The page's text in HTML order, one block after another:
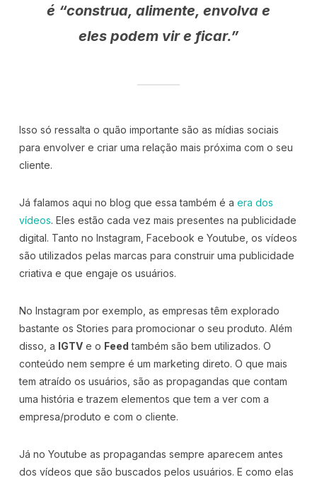
é “construa, alimente, envolva e
eles podem vir e ficar.”
Isso só ressalta o quão importante são as mídias sociais
para envolver e criar uma relação mais próxima com o seu
cliente.
Já falamos aqui no blog que essa também é a era dos
vídeos. Eles estão cada vez mais presentes na publicidade
digital. Tanto no Instagram, Facebook e Youtube, os vídeos
são utilizados pelas marcas para construir uma publicidade
criativa e que engaje os usuários.
No Instagram por exemplo, as empresas têm explorado
bastante os Stories para promocionar o seu produto. Além
disso, a IGTVe o Feed também são bem utilizados. O
conteúdo nem sempre é um marketing direto. O que mais
tem atraído os usuários, são as propagandas que contam
uma história e trazem elementos que tem a ver com a
empresa/produto e com o cliente.
Já no Youtube as propagandas sempre aparecem antes
dos vídeos que são buscados pelos usuários. E como elas